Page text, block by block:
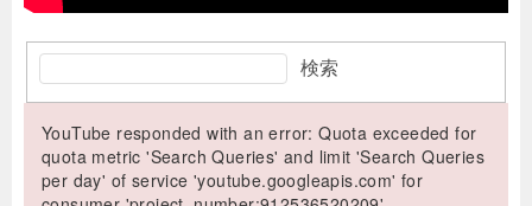
検索
YouTube responded with an error: Quota exceeded for
quota metric 'Search Queries' and limit 'Search Queries
per day' of service 'youtube.googleapis.com' for